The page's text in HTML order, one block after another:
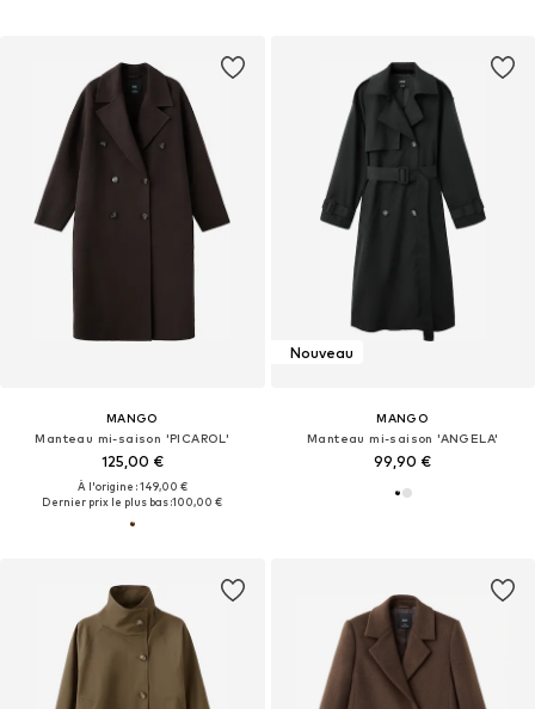
MANGO
Manteau mi-saison 'PICAROL'
125,00 €
À l'origine : 149,00 €
Dernier prix le plus bas :100,00 €
Nouveau
MANGO
Manteau mi-saison 'ANGELA'
99,90 €